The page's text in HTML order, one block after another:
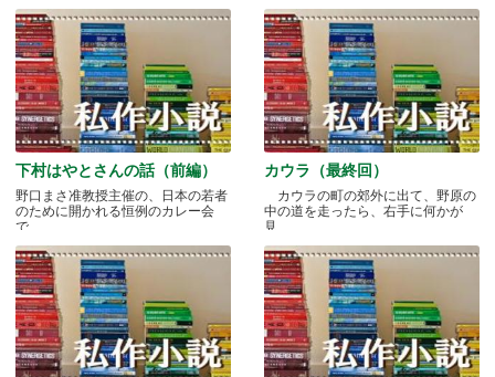
下村はやとさんの話（前編）
野口まさ准教授主催の、日本の若者
のために開かれる恒例のカレー会
で.....
カウラ（最終回）
カウラの町の郊外に出て、野原の
中の道を走ったら、右手に何かが
見.....